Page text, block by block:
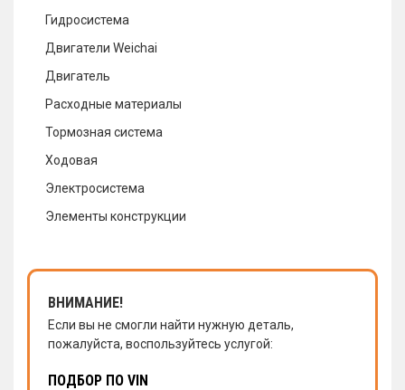
Гидросистема
Двигатели Weichai
Двигатель
Расходные материалы
Тормозная система
Ходовая
Электросистема
Элементы конструкции
ВНИМАНИЕ!
Если вы не смогли найти нужную деталь,
пожалуйста, воспользуйтесь услугой:
ПОДБОР ПО VIN